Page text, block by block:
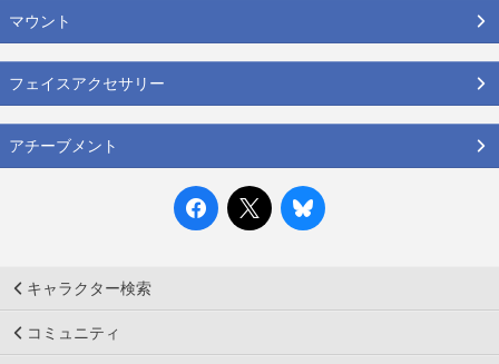
マウント
フェイスアクセサリー
アチーブメント
キャラクター検索
コミュニティ